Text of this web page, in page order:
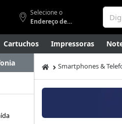
Selecione o
Endereço de entrega
Cartuchos Impressoras
Smartphones Artes Gamers
Smartphones &